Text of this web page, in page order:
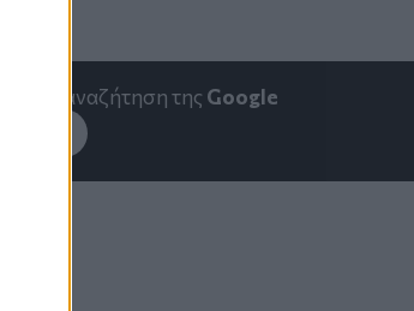
στην αναζήτηση της Google